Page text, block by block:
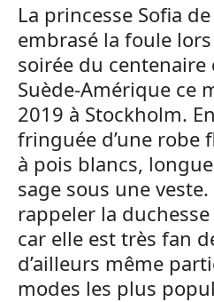
La princesse Sofia
embrasé la foule
soirée du centenaire
Suède-Amérique ce
2019 à Stockholm.
fringuée d’une robe
à pois blancs,
sage sous une
rappeler la
car elle est très fan
d’ailleurs même
modes les plus